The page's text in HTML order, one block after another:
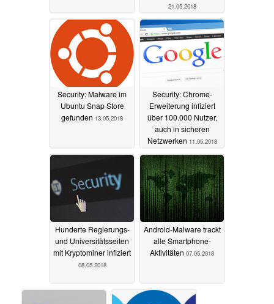
21.05.2018
Security: Malware im
Ubuntu Snap Store
gefunden 13.05.2018
Security: Chrome-
Erweiterung infiziert
über 100.000 Nutzer,
auch in sicheren
Netzwerken 11.05.2018
Hunderte Regierungs-
und Universitätsseiten
mit Kryptominer infiziert
08.05.2018
Android-Malware trackt
alle Smartphone-
Aktivitäten 07.05.2018